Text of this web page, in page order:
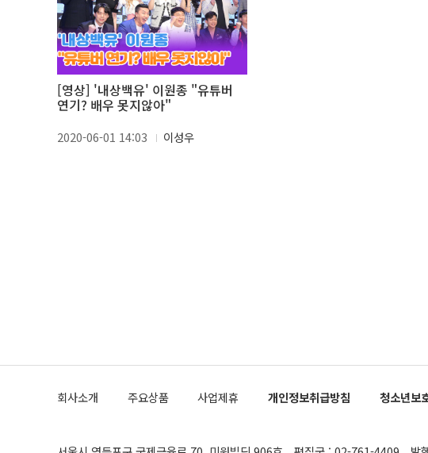
[영상] '내상백유' 이원종 "유튜버
연기? 배우 못지않아"
2020-06-01 14:03 이성우
회사소개 주요상품 사업제휴 개인정보취급방침 청소년보